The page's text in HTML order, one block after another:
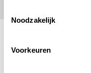
Noodzakelijk
Voorkeuren